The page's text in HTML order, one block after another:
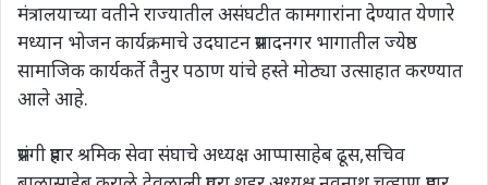
मंत्रालयाच्या वतीने राज्यातील असंघटीत कामगारांना देण्यात येणारे
मध्यान भोजन कार्यक्रमाचे उदघाटन प्रसादनगर भागातील ज्येष्ठ
सामाजिक कार्यकर्ते तैनुर पठाण यांचे हस्ते मोठ्या उत्साहात करण्यात
आले आहे.
प्रसंगी प्रहार श्रमिक सेवा संघाचे अध्यक्ष आप्पासाहेब ढूस,सचिव